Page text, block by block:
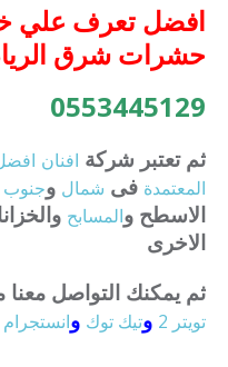
افضل تعرف علي
حشرات شرق الرياض
0553445129
ثم تعتبر شركة افنان
المعتمدة فى شمال وجنوب
الاسطح والمسابح
الاخرى
ثم يمكنك التواصل
تويتر 2 وتيك توك وانستجرام